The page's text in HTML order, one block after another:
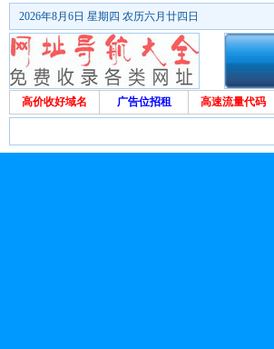
2026年8月6日 星期四 农历六月廿四日
高价收好域名 广告位招租 高速流量代码